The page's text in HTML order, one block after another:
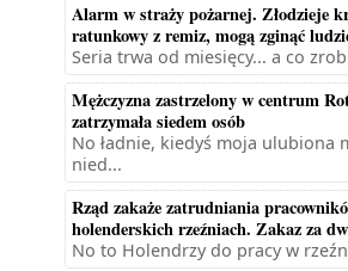
Alarm w straży pożarnej. Złodzieje
ratunkowy z remiz, mogą zginąć
Seria trwa od miesięcy... a co
Mężczyzna zastrzelony w centrum
zatrzymała siedem osób
No ładnie, kiedyś moja ulubiona
nied...
Rząd zakaże zatrudniania
holenderskich rzeźniach. Zakaz za
No to Holendrzy do pracy w